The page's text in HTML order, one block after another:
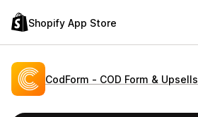
Shopify App Store
CodForm ‑ COD Form & Upsells